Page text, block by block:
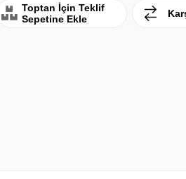
Toptan İçin Teklif
Sepetine Ekle